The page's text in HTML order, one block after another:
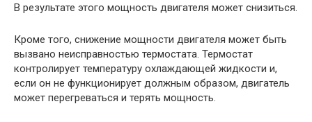
В результате этого мощность двигателя может снизиться.
Кроме того, снижение мощности двигателя может быть
вызвано неисправностью термостата. Термостат
контролирует температуру охлаждающей жидкости и,
если он не функционирует должным образом, двигатель
может перегреваться и терять мощность.